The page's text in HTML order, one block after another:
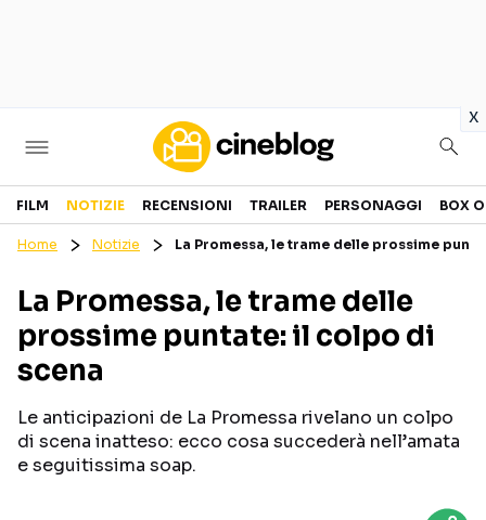
x
Cinema
GENERI
PERSONAGGI
CANALI STREAMING
Categorie
NOTIZIE
FILM NOTIZIE RECENSIONI TRAILER PERSONAGGI BOX
Home Notizie La Promessa, le trame delle prossime
La Promessa, le trame delle
prossime puntate: il colpo di
scena
Le anticipazioni de La Promessa rivelano un colpo
di scena inatteso: ecco cosa succederà nell’amata
e seguitissima soap.